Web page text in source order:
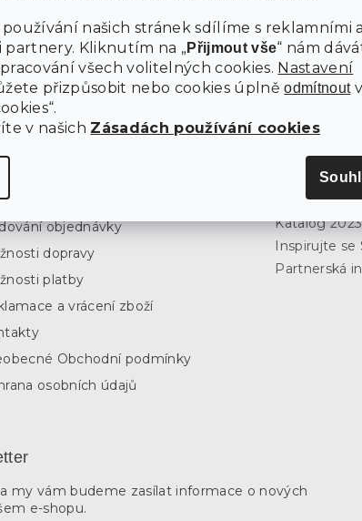
našich stránek sdílíme s reklamními a
partnery. Kliknutím na „ Přijmout vše“ nám
všech volitelných cookies. Nastavení
přizpůsobit nebo cookies úplněodmítnoutv
v našich Zásadách používání cookies
Do košíku
31 Kč
objednávky
dopravy
platby
a vrácení zboží
Obchodní podmínky
osobních údajů
Katalog 2023
Inspirujte se
Partnerská
my vám budeme zasílat informace o nových
e-shopu.